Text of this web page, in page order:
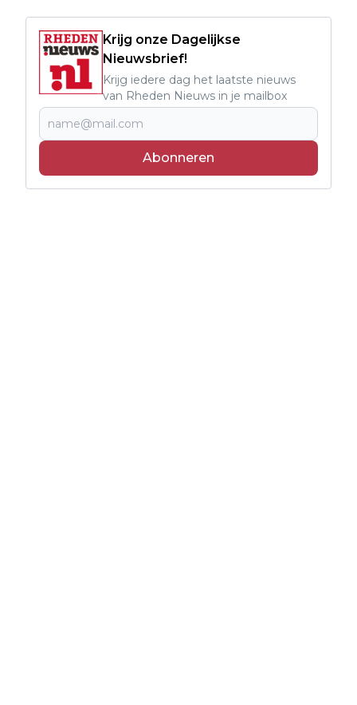
Krijg onze Dagelijkse
Nieuwsbrief!
Krijg iedere dag het laatste nieuws
van Rheden Nieuws in je mailbox
Abonneren